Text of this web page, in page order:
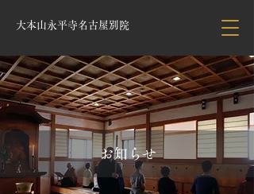
大本山永平寺名古屋別院
お知らせ